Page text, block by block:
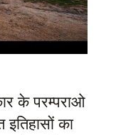
के परम्पराओ
का